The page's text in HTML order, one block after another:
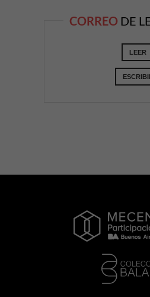
CORREO DE
LEER